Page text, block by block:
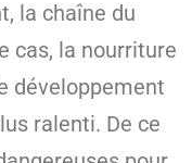
la chaîne du
cas, la nourriture
développement
ralenti. De ce